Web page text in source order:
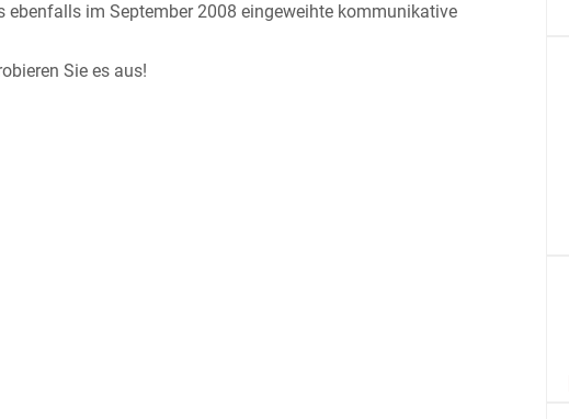
ebenfalls im September 2008 eingeweihte kommunikative
Sie es aus!